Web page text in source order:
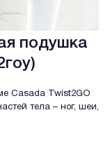
подушка
Casada Twist2GO
тела – ног, шеи,